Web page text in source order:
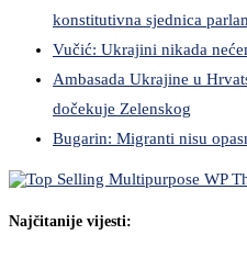
konstitutivna sjednica
Vučić: Ukrajini nikada
Ambasada Ukrajine u
dočekuje Zelenskog
Bugarin: Migranti nisu
Najčitanije vijesti: